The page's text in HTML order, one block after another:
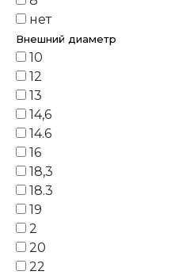
нет
Внешний диаметр
10
12
13
14,6
14.6
16
18,3
18.3
19
2
20
22